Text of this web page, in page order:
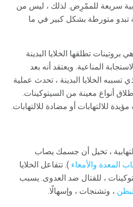
سريعة للممْرِض. لذلك ، ليس من
تبدو متورطة بشكل كبير في ما
بروتينات تطلقها الخلايا البدينة
المناعية. ويعتقد أنه بعد
تسببه الخلايا البدينة ، تحدث عملية
أنواع معينة من السيتوكينات.
للالتهابات أو مضادة للالتهابات.
، تخيل أن جسمك يصاب
المعدة والأمعاء ). تتفاعل الخلايا
، للقتال ضد العدوى. يسبب
، وتشنجات ، وإسهالًا.